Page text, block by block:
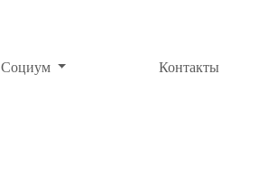
Социум Контакты